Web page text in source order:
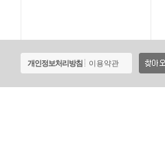
개인정보처리방침 이용약관